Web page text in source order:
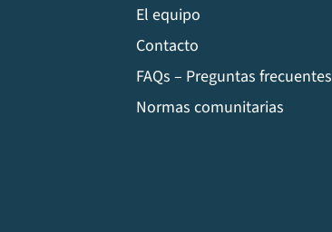
El equipo
Contacto
FAQs – Preguntas frecuentes
Normas comunitarias